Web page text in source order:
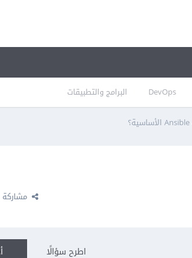
DevOps البرامج والتطبيقات
مشاركة
اطرح سؤالًا